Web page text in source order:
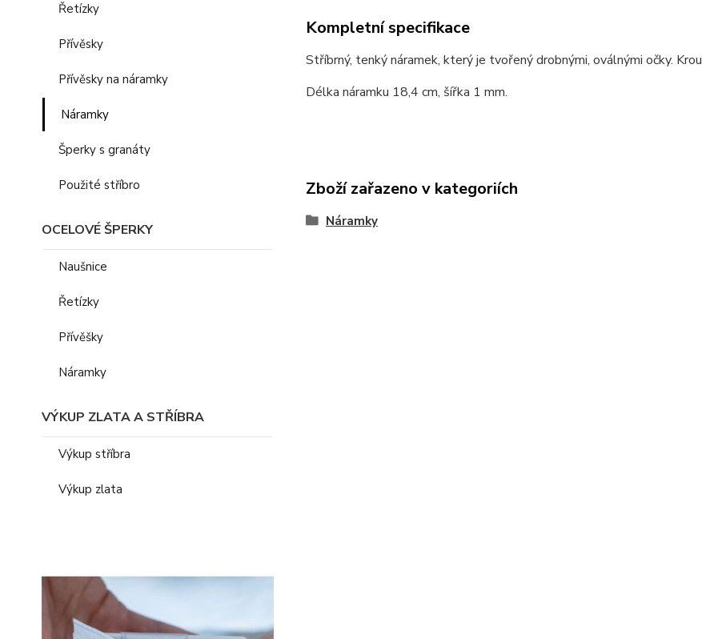
Řetízky
Přívěsky
Přívěsky na náramky
Náramky
Šperky s granáty
Použité stříbro
OCELOVÉ ŠPERKY
Naušnice
Řetízky
Přívěšky
Náramky
VÝKUP ZLATA A STŘÍBRA
Výkup stříbra
Výkup zlata
Kompletní specifikace
Stříbrný, tenký náramek, který je tvořený drobnými, oválnými očky.
Délka náramku 18,4 cm, šířka 1 mm.
Zboží zařazeno v kategoriích
Náramky